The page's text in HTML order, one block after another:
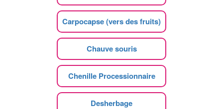
Carpocapse (vers des fruits)
Chauve souris
Chenille Processionnaire
Desherbage